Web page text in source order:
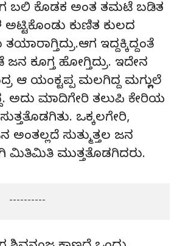
ಬಲಿ ಕೊಡಕ ಅಂತ ತಮಟೆ ಬಡಿತ
ಕುಣಿತ ಕುಲದ
ಇದ್ದಕ್ಕಿದ್ದಂತೆ
ಜನ ಕೂಗ್ತ ಹೋಗ್ತಿದ್ರು. ಇದೇನ
ಆ ಯಂಕ್ಟಪ್ಪ ಮಲಗಿದ್ದ ಮಗ್ಗುಲ್ಲೆ
ಅದು ಮಾದಿಗೇರಿ ತಲುಪಿ ಕೇರಿಯ
ಒಕ್ಕಲಗೇರಿ,
ಅಂತಲ್ಲದೆ ಸುತ್ಮುತ್ತಲ ಜನ
ಮಿತಿಮಿತಿ ಮುತ್ತತೊಡಗಿದರು.
                          ----------